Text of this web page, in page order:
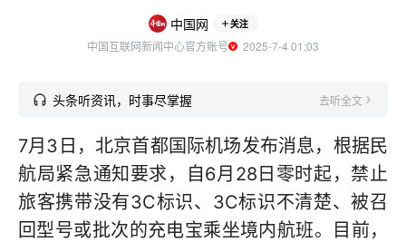
中国网 关注
中国互联网新闻中心官方账号
  2025-7-4 01:03
头条听资讯，时事尽掌握 去听全文
7月3日，北京首都国际机场发布消息，根据民
航局紧急通知要求，自6月28日零时起，禁止
旅客携带没有3C标识、3C标识不清楚、被召
回型号或批次的充电宝乘坐境内航班。目前，